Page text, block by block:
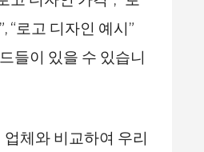
“로고 디자인 예시”
들이 있을 수 있습니
체와 비교하여 우리